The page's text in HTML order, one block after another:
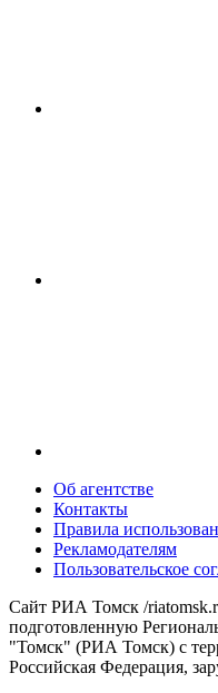
Об агентстве
Контакты
Правила
Рекламодателям
Пользовательское
Сайт РИА Томск /
подготовленную
"Томск" (РИА Томск) с
Российская Федерация,